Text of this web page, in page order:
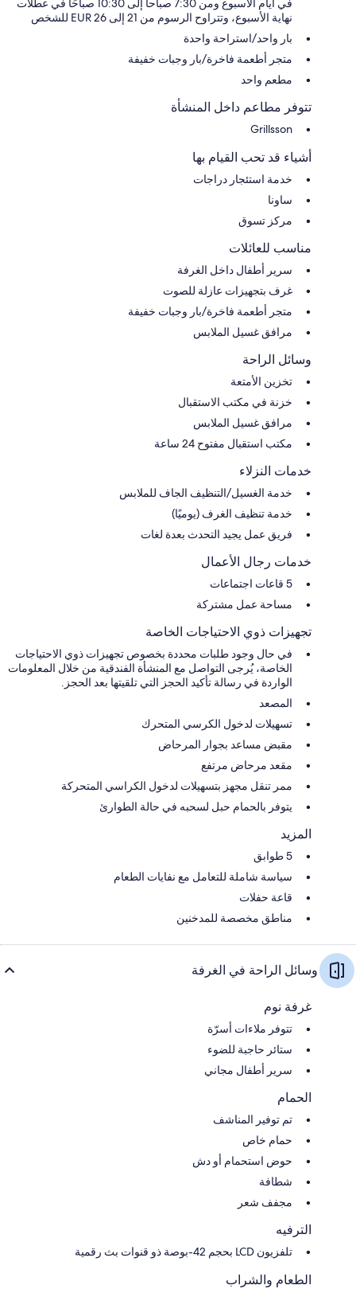
في أيام الأسبوع ومن 7:30 صباحا إلى 10:30 صباحًا في عطلات
نهاية الأسبوع، وتتراوح الرسوم من 21 إلى 26 EUR للشخص
بار واحد/استراحة واحدة
متجر أطعمة فاخرة/بار وجبات خفيفة
مطعم واحد
تتوفر مطاعم داخل المنشأة
Grillsson
أشياء قد تحب القيام بها
خدمة استئجار دراجات
ساونا
مركز تسوق
مناسب للعائلات
سرير أطفال داخل الغرفة
غرف بتجهيزات عازلة للصوت
متجر أطعمة فاخرة/بار وجبات خفيفة
مرافق غسيل الملابس
وسائل الراحة
تخزين الأمتعة
خزنة في مكتب الاستقبال
مرافق غسيل الملابس
مكتب استقبال مفتوح 24 ساعة
خدمات النزلاء
خدمة الغسيل/التنظيف الجاف للملابس
خدمة تنظيف الغرف (يوميًا)
فريق عمل يجيد التحدث بعدة لغات
خدمات رجال الأعمال
5 قاعات اجتماعات
مساحة عمل مشتركة
تجهيزات ذوي الاحتياجات الخاصة
في حال وجود طلبات محددة بخصوص تجهيزات ذوي الاحتياجات
الخاصة، يُرجى التواصل مع المنشأة الفندقية من خلال المعلومات
الواردة في رسالة تأكيد الحجز التي تلقيتها بعد الحجز.
المصعد
تسهيلات لدخول الكرسي المتحرك
مقبض مساعد بجوار المرحاض
مقعد مرحاض مرتفع
ممر تنقل مجهز بتسهيلات لدخول الكراسي المتحركة
يتوفر بالحمام حبل لسحبه في حالة الطوارئ
المزيد
5 طوابق
سياسة شاملة للتعامل مع نفايات الطعام
قاعة حفلات
مناطق مخصصة للمدخنين
وسائل الراحة في الغرفة
غرفة نوم
تتوفر ملاءات أسرّة
ستائر حاجبة للضوء
سرير أطفال مجاني
الحمام
تم توفير المناشف
حمام خاص
حوض استحمام أو دش
شطافة
مجفف شعر
الترفيه
تلفزيون LCD بحجم 42-بوصة ذو قنوات بث رقمية
الطعام والشراب